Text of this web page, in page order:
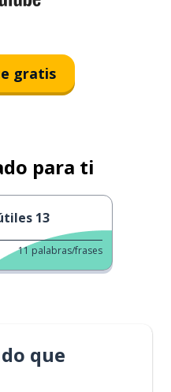
gratis
para ti
13
11 palabras/frases
que